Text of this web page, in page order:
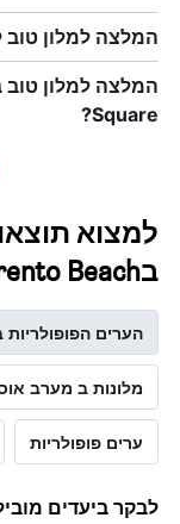
המלצה למלון טוב
Square?
למצוא
בSorrento Beach
הערים הפופולריות
מלונות ב מערב
ערים פופולריות
לבקר ביעדים